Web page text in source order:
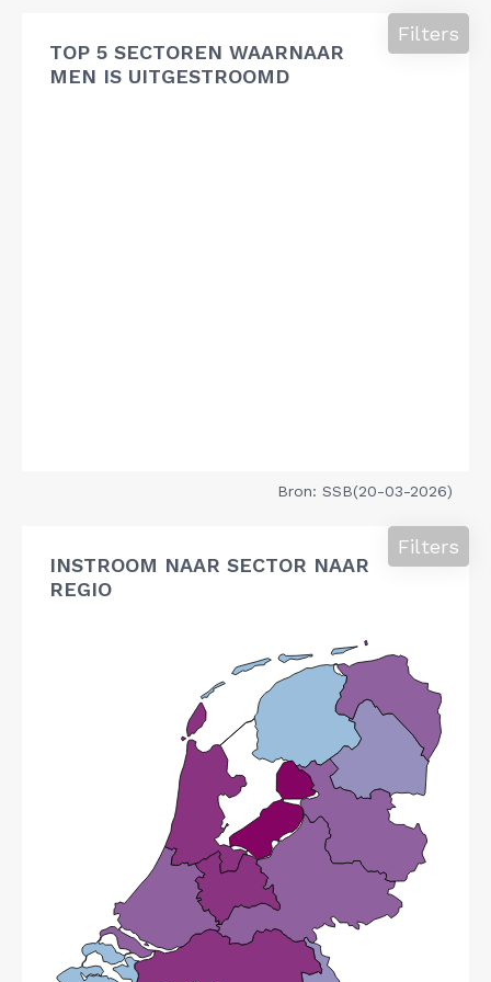
TOP 5 SECTOREN WAARNAAR
MEN IS UITGESTROOMD
Filters
Bron: SSB(20-03-2026)
INSTROOM NAAR SECTOR NAAR
REGIO
Filters